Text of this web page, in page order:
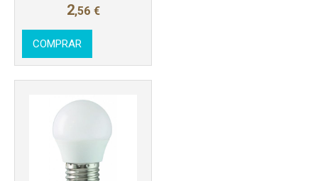
2,56 €
COMPRAR
Más info